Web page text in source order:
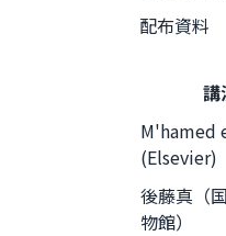
配布資料
講
M'hamed
(Elsevier)
後藤真（
物館）